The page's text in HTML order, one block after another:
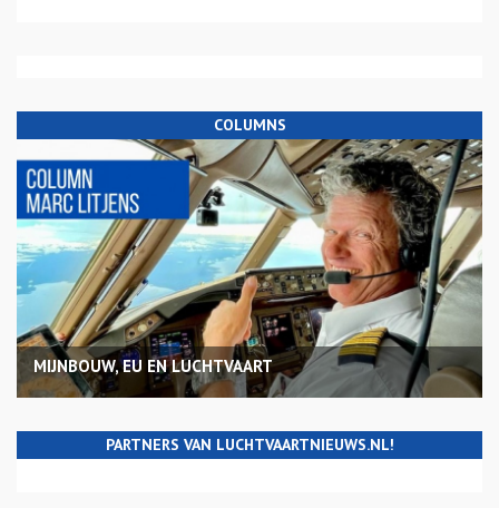
COLUMNS
MIJNBOUW, EU EN LUCHTVAART
PARTNERS VAN LUCHTVAARTNIEUWS.NL!